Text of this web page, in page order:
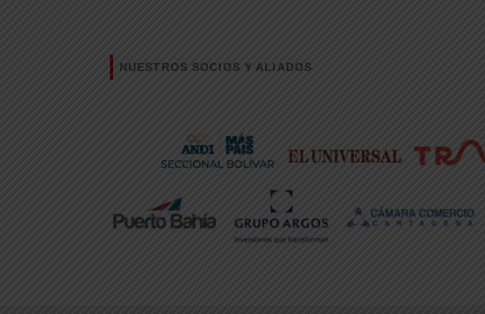
NUESTROS SOCIOS Y ALIADOS